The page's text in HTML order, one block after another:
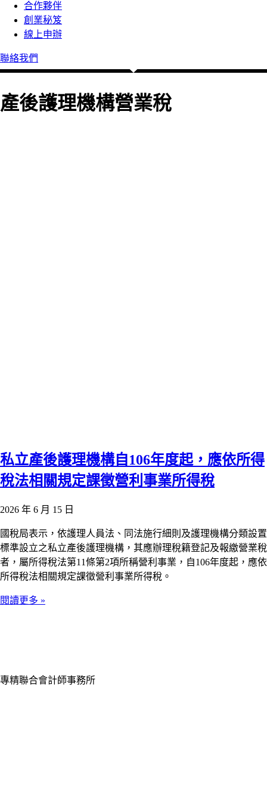
合作夥伴
創業秘笈
線上申辦
聯絡我們
產後護理機構營業稅
私立產後護理機構自106年度起，應依所得
稅法相關規定課徵營利事業所得稅
2026 年 6 月 15 日
國稅局表示，依護理人員法、同法施行細則及護理機構分類設置
標準設立之私立產後護理機構，其應辦理稅籍登記及報繳營業稅
者，屬所得稅法第11條第2項所稱營利事業，自106年度起，應依
所得稅法相關規定課徵營利事業所得稅。
閱讀更多 »
專精聯合會計師事務所